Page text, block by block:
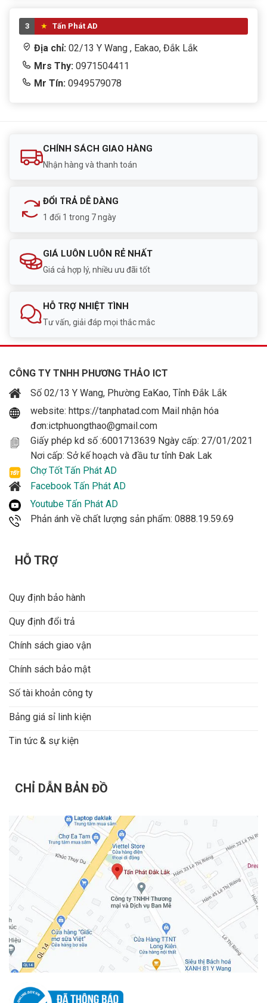
3 Tấn Phát AD
Địa chỉ: 02/13 Y Wang , Eakao, Đắk Lắk
Mrs Thy: 0971504411
Mr Tín: 0949579078
CHÍNH SÁCH GIAO HÀNG
Nhận hàng và thanh toán
ĐỔI TRẢ DỄ DÀNG
1 đổi 1 trong 7 ngày
GIÁ LUÔN LUÔN RẺ NHẤT
Giá cả hợp lý, nhiều ưu đãi tốt
HỖ TRỢ NHIỆT TÌNH
Tư vấn, giải đáp mọi thắc mắc
CÔNG TY TNHH PHƯƠNG THẢO ICT
Số 02/13 Y Wang, Phường EaKao, Tỉnh Đắk Lắk
website: https://tanphatad.com Mail nhận hóa
đơn:ictphuongthao@gmail.com
Giấy phép kd số :6001713639 Ngày cấp: 27/01/2021
Nơi cấp: Sở kế hoạch và đầu tư tỉnh Đak Lak
Chợ Tốt Tấn Phát AD
Facebook Tấn Phát AD
Youtube Tấn Phát AD
Phản ánh về chất lượng sản phẩm: 0888.19.59.69
HỖ TRỢ
Quy định bảo hành
Quy định đổi trả
Chính sách giao vận
Chính sách bảo mật
Số tài khoản công ty
Bảng giá sỉ linh kiện
Tin tức & sự kiện
CHỈ DẪN BẢN ĐỒ